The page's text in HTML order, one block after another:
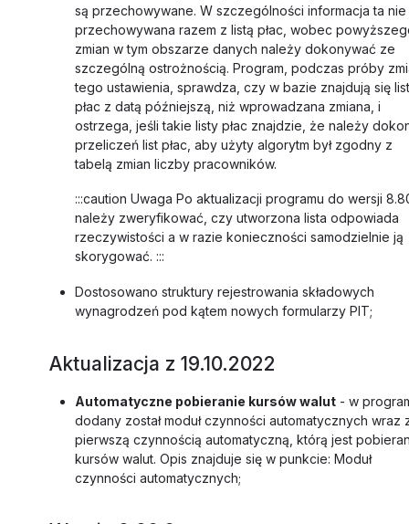
są przechowywane. W szczególności informacja ta nie
przechowywana razem z listą płac, wobec
zmian w tym obszarze danych należy dokonywać ze
szczególną ostrożnością. Program, podczas próby
tego ustawienia, sprawdza, czy w bazie znajdują się
płac z datą późniejszą, niż wprowadzana zmiana, i
ostrzega, jeśli takie listy płac znajdzie, że należy
przeliczeń list płac, aby użyty algorytm był zgodny z
tabelą zmian liczby pracowników.
:::caution Uwaga Po aktualizacji programu do wersji
należy zweryfikować, czy utworzona lista odpowiada
rzeczywistości a w razie konieczności samodzielnie ją
skorygować. :::
Dostosowano struktury rejestrowania składowych
wynagrodzeń pod kątem nowych formularzy PIT;
Aktualizacja z 19.10.2022
Automatyczne pobieranie kursów walut - w
dodany został moduł czynności automatycznych wraz
pierwszą czynnością automatyczną, którą jest
kursów walut. Opis znajduje się w punkcie: Moduł
czynności automatycznych;